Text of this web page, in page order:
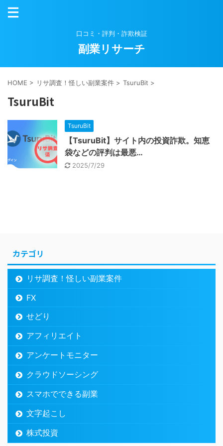
口コミ・評判・詐欺検証
副業リサーチ
HOME > リサ調査！怪しい副業案件 > TsuruBit >
TsuruBit
TsuruBit
【TsuruBit】サイト内の投資詐欺。知恵
袋などの評判は最悪…
2025/7/29
カテゴリ
リサ調査！怪しい副業案件
FX
せどり
アフィリエイト
アンケートモニター
クラウドソーシング
スマホでできる副業
文字起こし
株式投資